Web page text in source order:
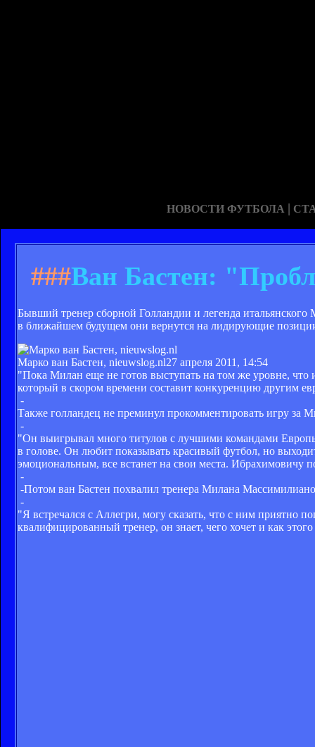
НОВОСТИ ФУТБОЛА |
###Ван Бастен:
Бывший тренер сборной Голландии и легенда итальянского
в ближайшем будущем они вернутся на лидирующие
Марко ван Бастен, nieuwslog.nl27 апреля 2011, 14:54
"Пока Милан еще не готов выступать на том же уровне,
который в скором времени составит конкуренцию другим
-
Также голландец не преминул прокомментировать игру за
-
"Он выигрывал много титулов с лучшими командами
в голове. Он любит показывать красивый футбол, но
эмоциональным, все встанет на свои места. Ибрахимовичу
-
-Потом ван Бастен похвалил тренера Милана
-
"Я встречался с Аллегри, могу сказать, что с ним приятно
квалифицированный тренер, он знает, чего хочет и как